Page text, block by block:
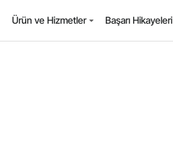
Ürün ve Hizmetler Başarı Hikayeleri